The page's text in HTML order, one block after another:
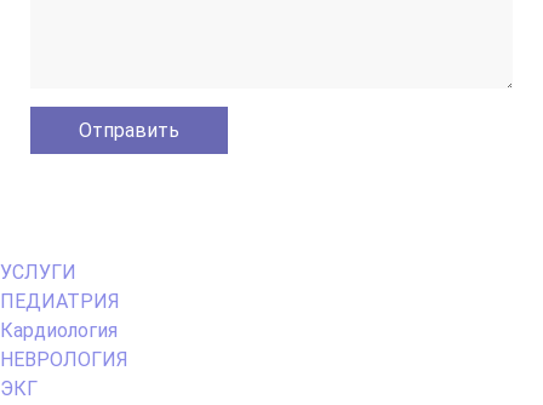
Primary
Menu
УСЛУГИ
ПЕДИАТРИЯ
Кардиология
НЕВРОЛОГИЯ
ЭКГ